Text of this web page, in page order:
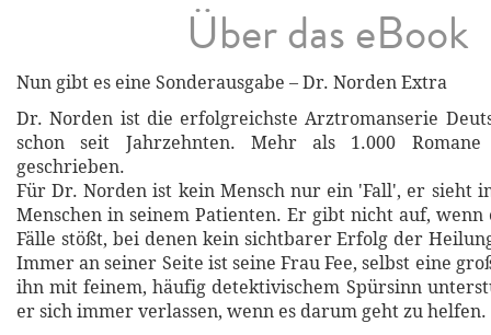
Über das eBook
Nun gibt es eine Sonderausgabe – Dr. Norden Extra
Dr. Norden ist die erfolgreichste Arztromanserie
schon seit Jahrzehnten. Mehr als 1.000
geschrieben.
Für Dr. Norden ist kein Mensch nur ein 'Fall', er sieht
Menschen in seinem Patienten. Er gibt nicht auf,
Fälle stößt, bei denen kein sichtbarer Erfolg der
Immer an seiner Seite ist seine Frau Fee, selbst eine
ihn mit feinem, häufig detektivischem Spürsinn
er sich immer verlassen, wenn es darum geht zu helfen.